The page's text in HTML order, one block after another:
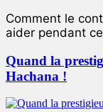
Comment le
aider pendant
Quand la
Hachana !